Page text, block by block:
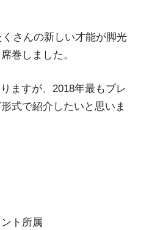
さんの新しい才能が脚光
巻しました。
ますが、2018年最もブレ
式で紹介したいと思いま
ト所属